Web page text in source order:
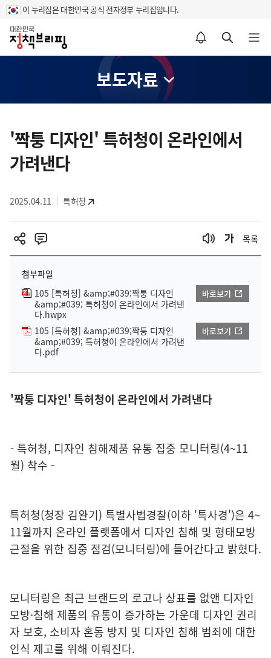
이 누리집은 대한민국 공식 전자정부 누리집입니다.
홈
알림설정 바로가기 검색 바로가기 메뉴 열기
보도자료
텐
영
'짝퉁 디자인' 특허청이 온라인에서
가려낸다
2025.04.11 특허청
목록
첨부파일
105 [특허청] &amp;#039;짝퉁 디자인
&amp;#039; 특허청이 온라인에서 가려낸
다.hwpx
바로보기
105 [특허청] &amp;#039;짝퉁 디자인
&amp;#039; 특허청이 온라인에서 가려낸
다.pdf
바로보기
'짝퉁 디자인' 특허청이 온라인에서 가려낸다
- 특허청, 디자인 침해제품 유통 집중 모니터링(4~11
월) 착수 -
특허청(청장 김완기) 특별사법경찰(이하 '특사경')은 4~
11월까지 온라인 플랫폼에서 디자인 침해 및 형태모방
근절을 위한 집중 점검(모니터링)에 들어간다고 밝혔다.
모니터링은 최근 브랜드의 로고나 상표를 없앤 디자인
모방·침해 제품의 유통이 증가하는 가운데 디자인 권리
자 보호, 소비자 혼동 방지 및 디자인 침해 범죄에 대한
인식 제고를 위해 이뤄진다.